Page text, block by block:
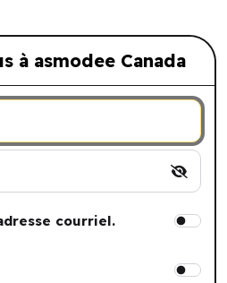
à asmodee Canada
asmodee Canada
courriel.